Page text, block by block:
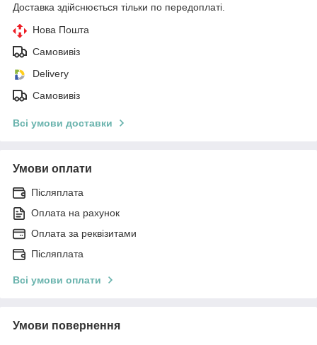
Доставка здійснюється тільки по передоплаті.
Нова Пошта
Самовивіз
Delivery
Самовивіз
Всі умови доставки
Умови оплати
Післяплата
Оплата на рахунок
Оплата за реквізитами
Післяплата
Всі умови оплати
Умови повернення